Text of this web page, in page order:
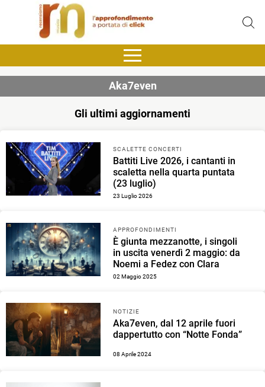
Aka7even
Gli ultimi aggiornamenti
SCALETTE CONCERTI
Battiti Live 2026, i cantanti in
scaletta nella quarta puntata
(23 luglio)
23 Luglio 2026
APPROFONDIMENTI
È giunta mezzanotte, i singoli
in uscita venerdì 2 maggio: da
Noemi a Fedez con Clara
02 Maggio 2025
NOTIZIE
Aka7even, dal 12 aprile fuori
dappertutto con “Notte Fonda”
08 Aprile 2024